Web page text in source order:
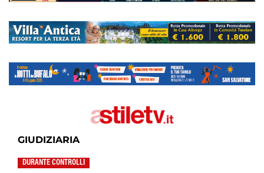
GIUDIZIARIA
DURANTE CONTROLLI